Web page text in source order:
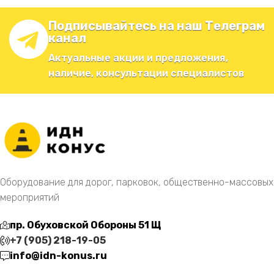
Подписывайтесь на наш Телеграм
канал
Актуальные акции и предложения,
наличие, консультации специалистов
Оборудование для дорог, парковок, общественно-массовых
мероприятий
пр. Обуховской Обороны 51 Щ
+7 (905) 218-19-05
info@idn-konus.ru